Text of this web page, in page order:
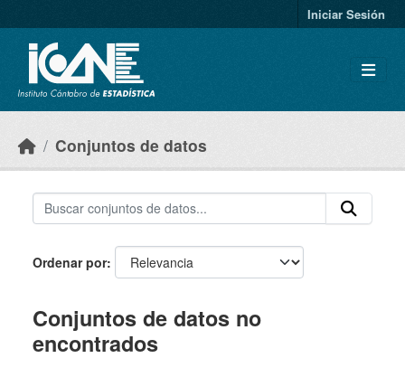
Iniciar Sesión
Conjuntos de datos
Ordenar por
Conjuntos de datos no
encontrados